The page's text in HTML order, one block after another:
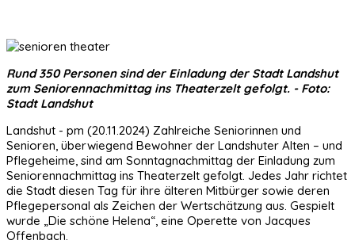
Rund 350 Personen sind der Einladung der Stadt Landshut
zum Seniorennachmittag ins Theaterzelt gefolgt. - Foto:
Stadt Landshut
Landshut - pm (20.11.2024) Zahlreiche Seniorinnen und
Senioren, überwiegend Bewohner der Landshuter Alten – und
Pflegeheime, sind am Sonntagnachmittag der Einladung zum
Seniorennachmittag ins Theaterzelt gefolgt. Jedes Jahr richtet
die Stadt diesen Tag für ihre älteren Mitbürger sowie deren
Pflegepersonal als Zeichen der Wertschätzung aus. Gespielt
wurde „Die schöne Helena“, eine Operette von Jacques
Offenbach.